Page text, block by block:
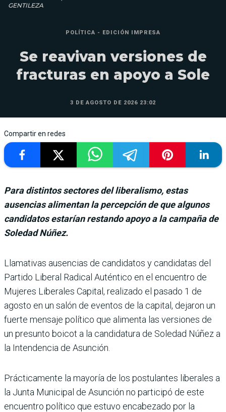
GENTILEZA
POLÍTICA - EDICIÓN IMPRESA
Se reavivan versiones de
fracturas en apoyo a Sole
3 DE AGOSTO DE 2026 23:02
Compartir en redes
Para distintos sectores del liberalismo, estas
ausencias alimentan la percepción de que algunos
candidatos estarían restando apoyo a la campaña de
Soledad Núñez.
Llamativas ausencias de can­didatos y candidatas del
Par­tido Liberal Radical Autén­tico en el encuentro de
Mujeres Liberales Capital, realizado el pasado 1 de
agosto en un salón de eventos de la capital, deja­ron un
fuerte mensaje político que alimenta las versiones de
un presunto boicot a la can­didatura de Soledad Núñez a
la Intendencia de Asunción.
Prácticamente la mayoría de los postulantes liberales a
la Junta Municipal de Asunción no participó de este
encuen­tro político que estuvo encabe­zado por la